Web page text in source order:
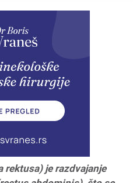
rektusa) je razdvajanje